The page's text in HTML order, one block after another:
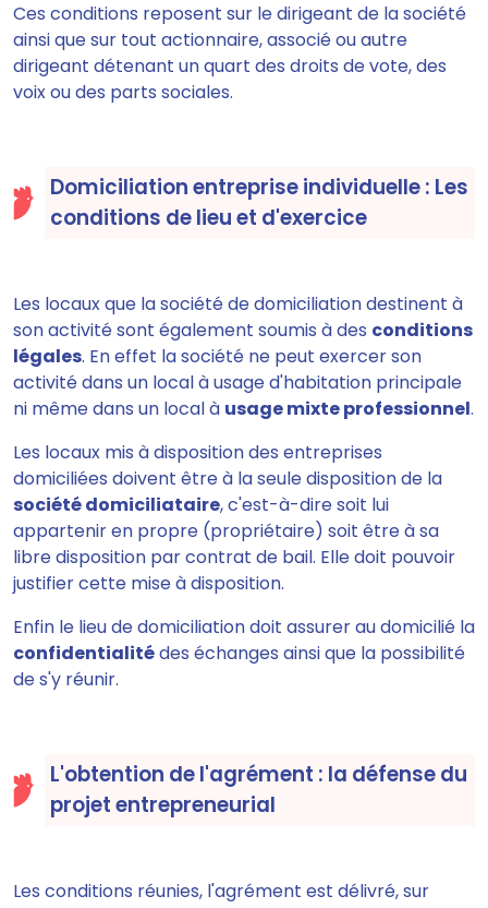
Ces conditions reposent sur le dirigeant de la société
ainsi que sur tout actionnaire, associé ou autre
dirigeant détenant un quart des droits de vote, des
voix ou des parts sociales.
Domiciliation entreprise individuelle : Les
conditions de lieu et d'exercice
Les locaux que la société de domiciliation destinent à
son activité sont également soumis à des conditions
légales. En effet la société ne peut exercer son
activité dans un local à usage d'habitation principale
ni même dans un local à usage mixte professionnel.
Les locaux mis à disposition des entreprises
domiciliées doivent être à la seule disposition de la
société domiciliataire, c'est-à-dire soit lui
appartenir en propre (propriétaire) soit être à sa
libre disposition par contrat de bail. Elle doit pouvoir
justifier cette mise à disposition.
Enfin le lieu de domiciliation doit assurer au domicilié la
confidentialitédes échanges ainsi que la possibilité
de s'y réunir.
L'obtention de l'agrément : la défense du
projet entrepreneurial
Les conditions réunies, l'agrément est délivré, sur